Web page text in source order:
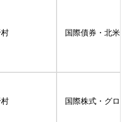
国際債券・北米
国際株式・グロ